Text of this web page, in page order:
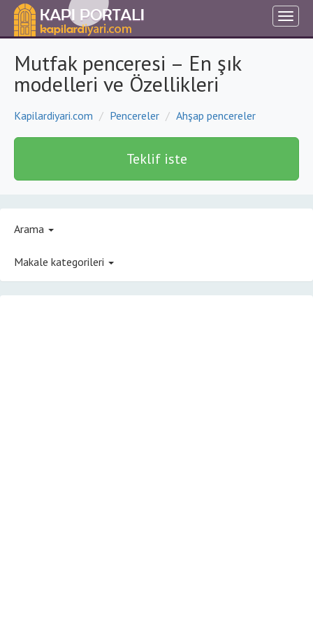
Mutfak penceresi – En şık
modelleri ve Özellikleri
Kapilardiyari.com Pencereler Ahşap pencereler
Teklif iste
Arama
Makale kategorileri